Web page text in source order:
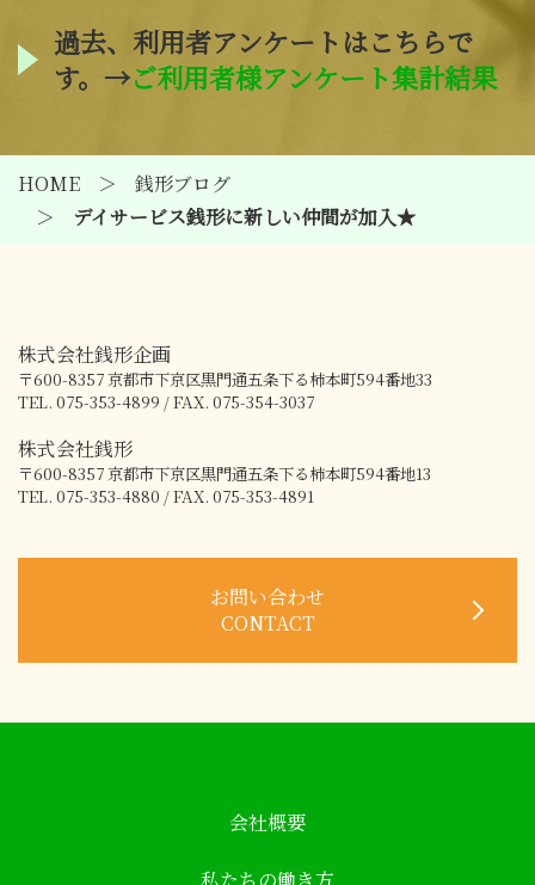
過去、利用者アンケートはこちらで
す。→ご利用者様アンケート集計結果
HOME
銭形ブログ
デイサービス銭形に新しい仲間が加入★
株式会社銭形企画
〒600-8357京都市下京区黒門通五条下る柿本町594番地33
TEL. 075-353-4899 / FAX. 075-354-3037
株式会社銭形
〒600-8357京都市下京区黒門通五条下る柿本町594番地13
TEL. 075-353-4880 / FAX. 075-353-4891
お問い合わせ
CONTACT
会社概要